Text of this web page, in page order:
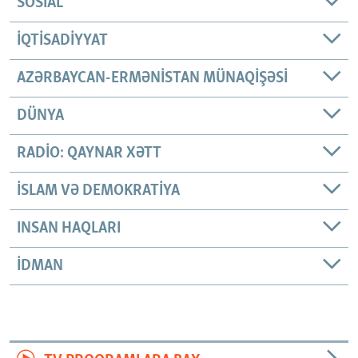
İQTISADIYYAT
AZƏRBAYCAN-ERMƏNISTAN MÜNAQIŞƏSI
DÜNYA
RADIO: QAYNAR XƏTT
İSLAM VƏ DEMOKRATIYA
INSAN HAQLARI
İDMAN